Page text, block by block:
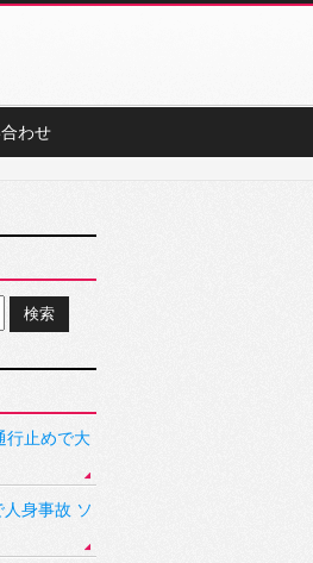
わせ
行止めで大
身事故 ソ